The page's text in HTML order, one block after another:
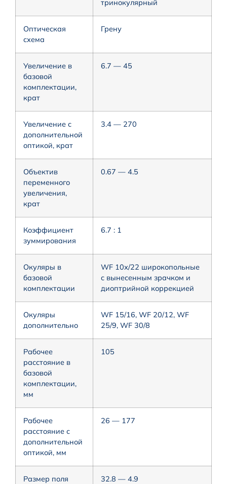
тринокулярный
Оптическая
схема
Грену
Увеличение в
базовой
комплектации,
крат
6.7 — 45
Увеличение с
дополнительной
оптикой, крат
3.4 — 270
Объектив
переменного
увеличения,
крат
0.67 — 4.5
Коэффициент
зуммирования
6.7 : 1
Окуляры в
базовой
комплектации
WF 10х/22 широкопольные
с вынесенным зрачком и
диоптрийной коррекцией
Окуляры
дополнительно
WF 15/16, WF 20/12, WF
25/9, WF 30/8
Рабочее
расстояние в
базовой
комплектации,
мм
105
Рабочее
расстояние с
дополнительной
оптикой, мм
26 — 177
Размер поля
32.8 — 4.9